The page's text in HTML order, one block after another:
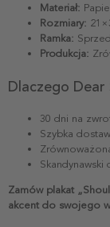
Materiał:
Rozmiary:
Ramka:
Produkcja:
Dlaczego Dear
30 dni na
Szybka
Zamów plakat
akcent do swojego